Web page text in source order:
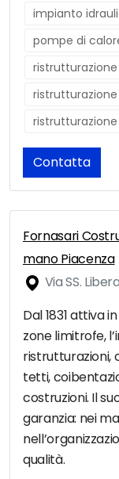
impianto
pompe di
Contatta
Fornasari
mano Piacenza
Via SS.
Dal 1831 attiva
zone limitrofe,
ristrutturazioni,
tetti,
costruzioni. Il
garanzia: nei
qualità.